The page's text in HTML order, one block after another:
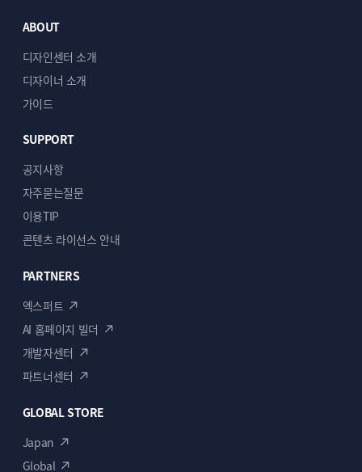
ABOUT
디자인센터 소개
디자이너 소개
가이드
SUPPORT
공지사항
자주묻는질문
이용TIP
콘텐츠 라이선스 안내
PARTNERS
엑스퍼트
AI 홈페이지 빌더
개발자센터
파트너센터
GLOBAL STORE
Japan
Global